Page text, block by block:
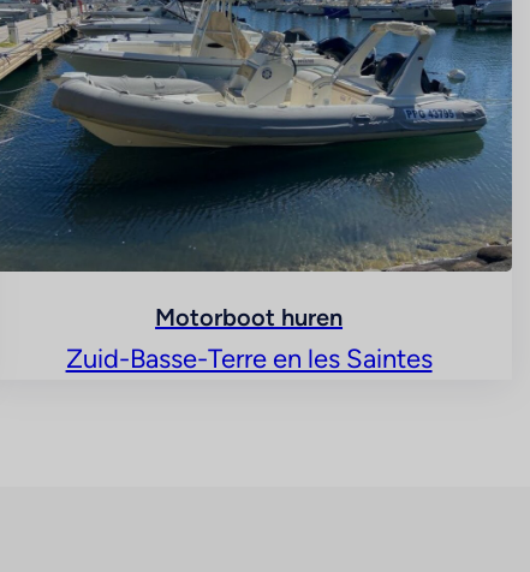
Motorboot huren
Zuid-Basse-Terre en les Saintes